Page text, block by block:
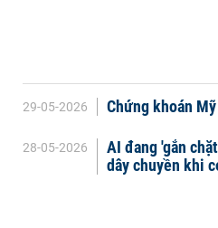
29-05-2026 Chứng khoán
28-05-2026
AI đang 'gắn
dây chuyền khi